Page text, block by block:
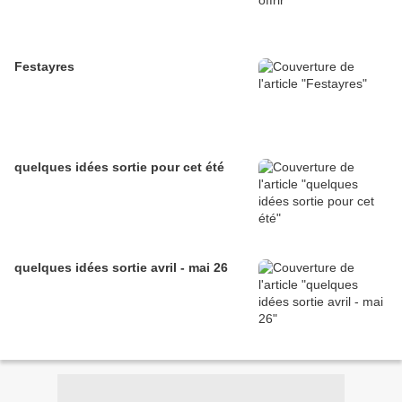
Festayres
quelques idées sortie pour cet été
quelques idées sortie avril - mai 26